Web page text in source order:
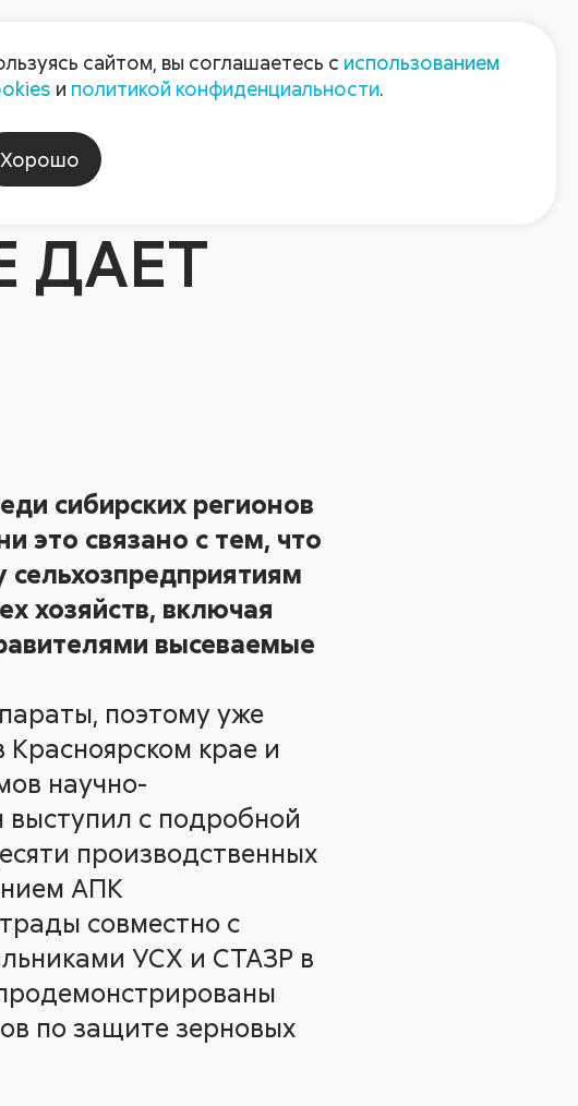
Пресс-центр Контакты
Компания
ДАЕТ
сибирских регионов
это связано с тем, что
хозяйств, включая
высеваемые
поэтому уже
крае и
научно-
с подробной
производственных
АПК
совместно с
УСХ и СТАЗР в
по защите зерновых
сайтом, вы соглашаетесь с использованием
и политикой конфиденциальности.
Хорошо